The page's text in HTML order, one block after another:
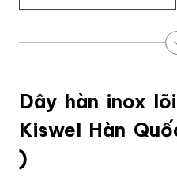
Dây hàn inox
Kiswel Hàn
)